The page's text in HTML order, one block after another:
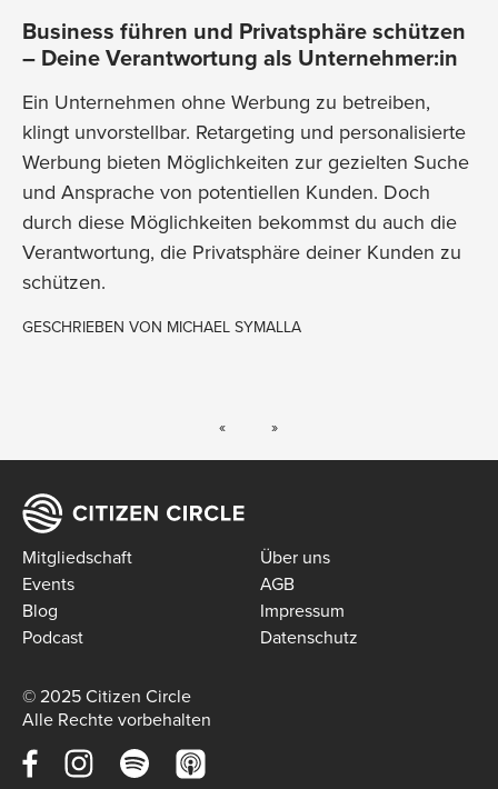
Business führen und Privatsphäre schützen
– Deine Verantwortung als Unternehmer:in
Ein Unternehmen ohne Werbung zu betreiben,
klingt unvorstellbar. Retargeting und personalisierte
Werbung bieten Möglichkeiten zur gezielten Suche
und Ansprache von potentiellen Kunden. Doch
durch diese Möglichkeiten bekommst du auch die
Verantwortung, die Privatsphäre deiner Kunden zu
schützen.
GESCHRIEBEN VON MICHAEL SYMALLA
Mitgliedschaft
Events
Blog
Podcast
Über uns
AGB
Impressum
Datenschutz
© 2025 Citizen Circle
Alle Rechte vorbehalten